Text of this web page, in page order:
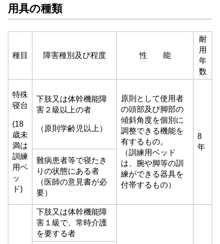
用具の種類
種目 障害種別及び程度 性 能
耐
用
年
数
特殊
寝台
(18
歳未
満は
訓練
用ベ
ッ
ド)
下肢又は体幹機能障
害２級以上の者
（原則学齢児以上）
原則として使用者
の頭部及び脚部の
傾斜角度を個別に
調整できる機能を
有するもの。
（訓練用ベッド
は、腕や脚等の訓
練ができる器具を
付帯するもの）
8
年
難病患者等で寝たき
りの状態にある者
（医師の意見書が必
要）
下肢又は体幹機能障
害１級で、常時介護
を要する者